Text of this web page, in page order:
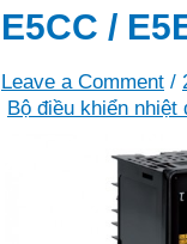
E5CC /
Leave a Comment /
Bộ điều khiển nhiệt